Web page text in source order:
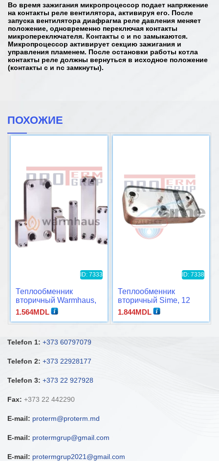
Во время зажигания микропроцессор подает напряжение
на контакты реле вентилятора, активируя его. После
запуска вентилятора диафрагма реле давления меняет
положение, одновременно переключая контакты
микропереключателя. Контакты c и nc замыкаются.
Микропроцессор активирует секцию зажигания и
управления пламенем. После остановки работы котла
контакты реле должны вернуться в исходное положение
(контакты c и nc замкнуты).
ПОХОЖИЕ
ID: 7333
Теплообменник
вторичный Warmhaus,
20 пластин
1.564MDL
ID: 7338
Теплообменник
вторичный Sime, 12
пластин
1.844MDL
Telefon 1: +373 60797079
Telefon 2: +373 22928177
Telefon 3: +373 22 927928
Fax: +373 22 442290
E-mail: proterm@proterm.md
E-mail: protermgrup@gmail.com
E-mail: protermgrup2021@gmail.com